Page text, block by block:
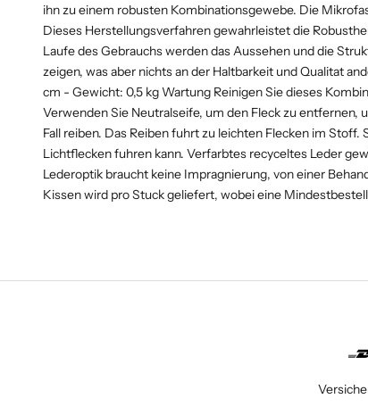
ihn zu einem robusten Kombinationsgewebe. Die
Dieses Herstellungsverfahren gewahrleistet die
Laufe des Gebrauchs werden das Aussehen und die
zeigen, was aber nichts an der Haltbarkeit und Qualitat
cm - Gewicht: 0,5 kg Wartung Reinigen Sie dieses
Verwenden Sie Neutralseife, um den Fleck zu
Fall reiben. Das Reiben fuhrt zu leichten Flecken im
Lichtflecken fuhren kann. Verfarbtes recyceltes Leder
Lederoptik braucht keine Impragnierung, von einer
Kissen wird pro Stuck geliefert, wobei eine